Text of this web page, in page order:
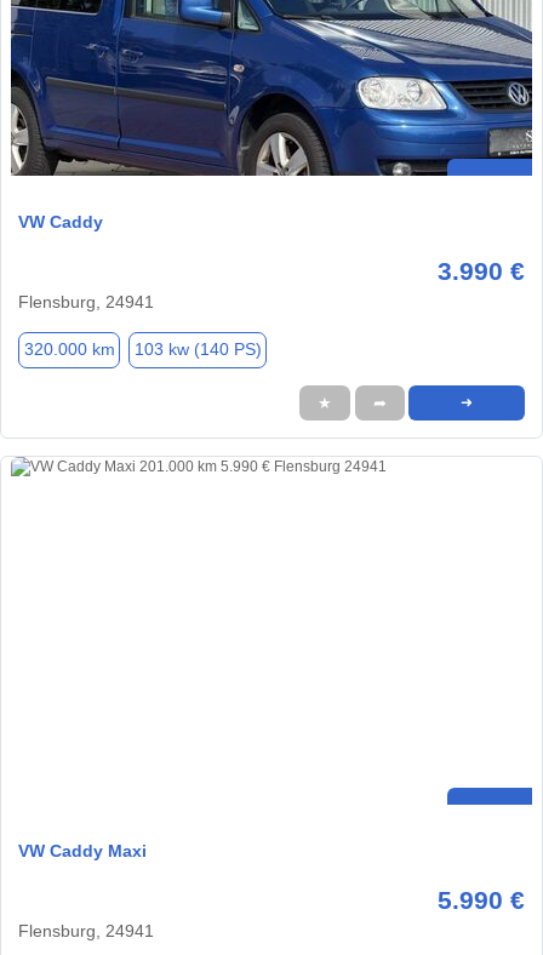
VW Caddy
3.990 €
Flensburg, 24941
320.000 km 103 kw (140 PS)
★ ➦ ➜
VW Caddy Maxi
5.990 €
Flensburg, 24941